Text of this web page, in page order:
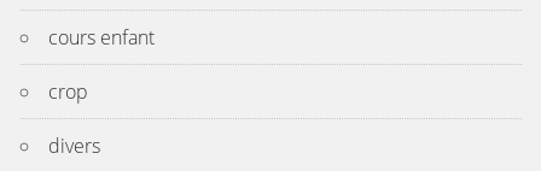
cours enfant
crop
divers